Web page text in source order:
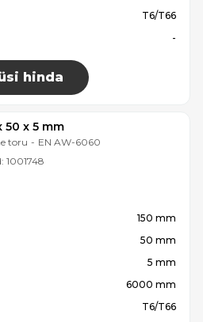
T6/T66
-
hinda
50 x 5 mm
toru - EN AW-6060
1001748
150 mm
50 mm
5 mm
6000 mm
T6/T66